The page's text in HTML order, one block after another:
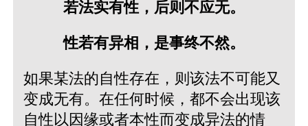
若法实有性，后则不应无。
性若有异相，是事终不然。
如果某法的自性存在，则该法不可能又
变成无有。在任何时候，都不会出现该
自性以因缘或者本性而变成异法的情